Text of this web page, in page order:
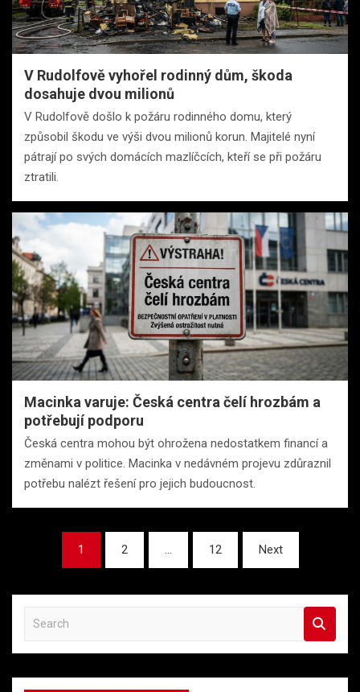
V Rudolfově vyhořel rodinný dům, škoda
dosahuje dvou milionů
V Rudolfově došlo k požáru rodinného domu, který
způsobil škodu ve výši dvou milionů korun. Majitelé nyní
pátrají po svých domácích mazlíčcích, kteří se při požáru
ztratili.
Macinka varuje: Česká centra čelí hrozbám a
potřebují podporu
Česká centra mohou být ohrožena nedostatkem financí a
změnami v politice. Macinka v nedávném projevu zdůraznil
potřebu nalézt řešení pro jejich budoucnost.
Stránkování
příspěvků
1 2 … 12 Next
a
r